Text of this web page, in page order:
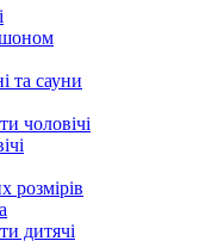
та сауни
розмірів